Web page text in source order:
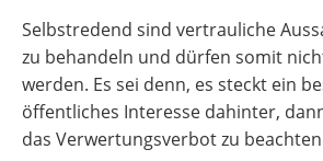
Selbstredend sind vertrauliche
zu behandeln und dürfen somit
werden. Es sei denn, es steckt ein
öffentliches Interesse dahinter,
das Verwertungsverbot zu